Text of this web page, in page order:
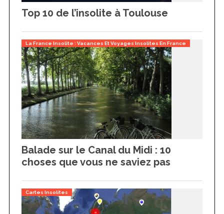
Top 10 de l’insolite à Toulouse
La France Insolite : Vacances Et Voyages Insolites En France
Balade sur le Canal du Midi : 10
choses que vous ne saviez pas
Cartes Insolites